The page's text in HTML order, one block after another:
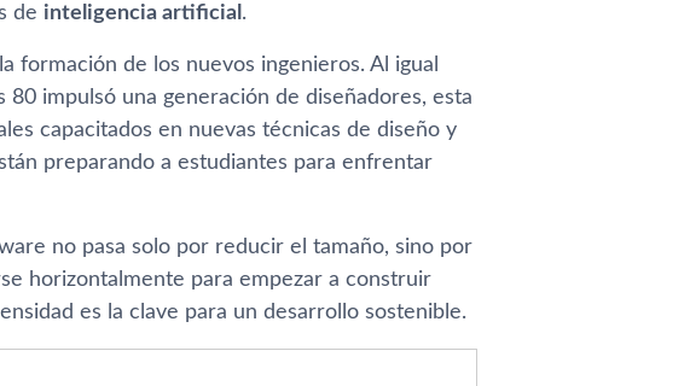
de inteligencia artificial .
formación de los nuevos ingenieros. Al igual
impulsó una generación de diseñadores, esta
capacitados en nuevas técnicas de diseño y
preparando a estudiantes para enfrentar
no pasa solo por reducir el tamaño, sino por
horizontalmente para empezar a construir
es la clave para un desarrollo sostenible.